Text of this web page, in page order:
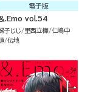
電子版
＆.Emo vol.54
子じじ 里西立樺 仁嶋中
伝地